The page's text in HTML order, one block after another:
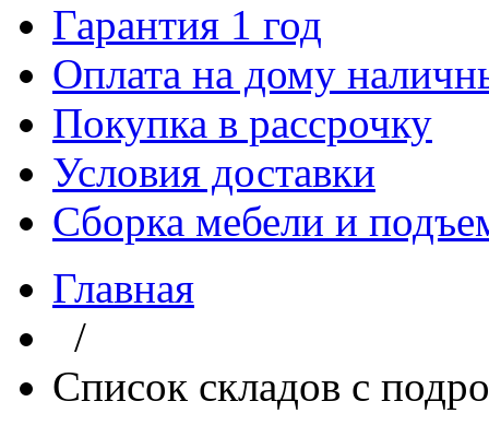
Гарантия 1 год
Оплата на дому
Покупка в рассрочку
Условия доставки
Сборка мебели и
Главная
/
Список складов с